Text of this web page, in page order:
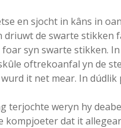
en sjocht in kâns in
de swarte stikken
syn swarte stikken.
oftrekoanfal yn de
it net mear. In dúdlik
terjochte weryn hy
dat it